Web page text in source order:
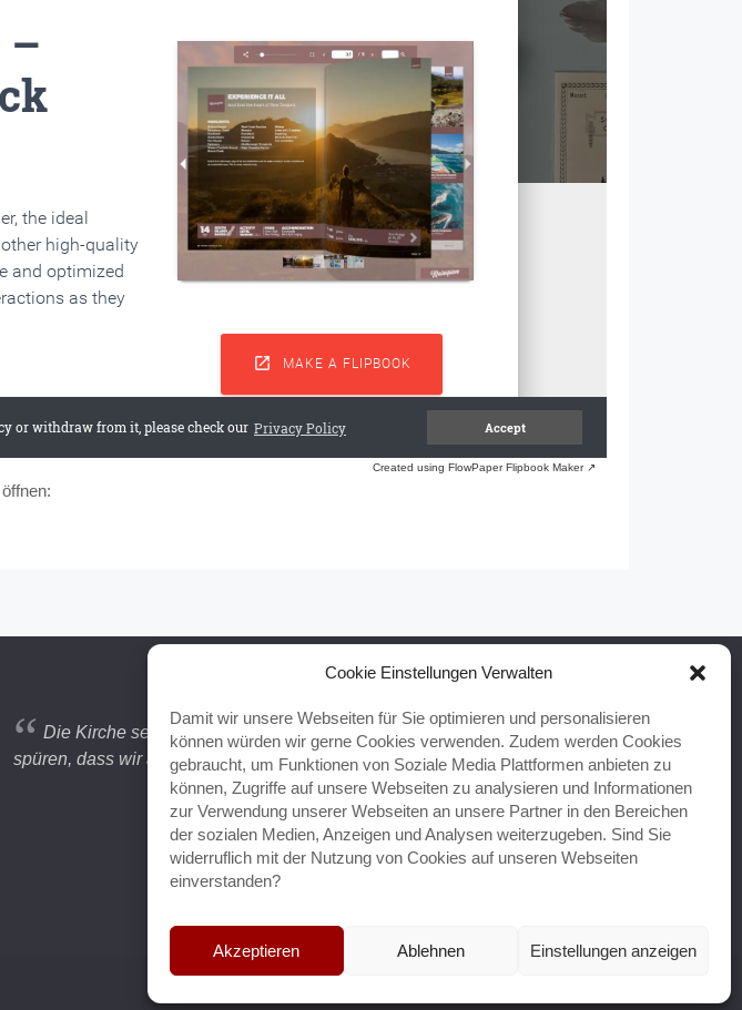
Cookie Einstellungen Verwalten
Damit wir unsere Webseiten für Sie optimieren und personalisieren
können würden wir gerne Cookies verwenden. Zudem werden Cookies
gebraucht, um Funktionen von Soziale Media Plattformen anbieten zu
können, Zugriffe auf unsere Webseiten zu analysieren und Informationen
zur Verwendung unserer Webseiten an unsere Partner in den Bereichen
der sozialen Medien, Anzeigen und Analysen weiterzugeben. Sind Sie
widerruflich mit der Nutzung von Cookies auf unseren Webseiten
einverstanden?
Akzeptieren Ablehnen Einstellungen anzeigen
Created using FlowPaper Flipbook Maker ↗
“ Die Kirche sei immer ein Ort der Barmherzigkeit und Hoffnung, wo wir
spüren, dass wir angenommen und geliebt sind und Vergebung erhalten.
— Papst Franziskus